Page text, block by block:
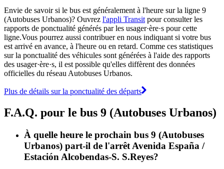
Envie de savoir si le bus est généralement à l'heure sur la ligne 9
(Autobuses Urbanos)? Ouvrez l'appli Transit pour consulter les
rapports de ponctualité générés par les usager·ère·s pour cette
ligne.Vous pourrez aussi contribuer en nous indiquant si votre bus
est arrivé en avance, à l'heure ou en retard. Comme ces statistiques
sur la ponctualité des véhicules sont générées à l'aide des rapports
des usager·ère·s, il est possible qu'elles diffèrent des données
officielles du réseau Autobuses Urbanos.
Plus de détails sur la ponctualité des départs
F.A.Q. pour le bus 9 (Autobuses Urbanos)
À quelle heure le prochain bus 9 (Autobuses
Urbanos) part-il de l'arrêt Avenida España /
Estación Alcobendas-S. S.Reyes?